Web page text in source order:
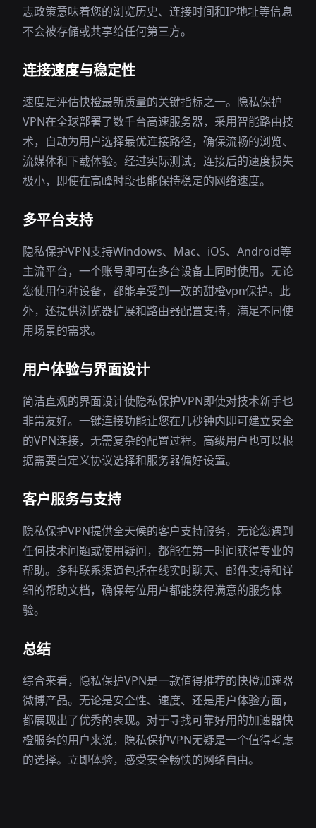
志政策意味着您的浏览历史、连接时间和IP地址等信息
不会被存储或共享给任何第三方。
连接速度与稳定性
速度是评估快橙最新质量的关键指标之一。隐私保护
VPN在全球部署了数千台高速服务器，采用智能路由技
术，自动为用户选择最优连接路径，确保流畅的浏览、
流媒体和下载体验。经过实际测试，连接后的速度损失
极小，即使在高峰时段也能保持稳定的网络速度。
多平台支持
隐私保护VPN支持Windows、Mac、iOS、Android等
主流平台，一个账号即可在多台设备上同时使用。无论
您使用何种设备，都能享受到一致的甜橙vpn保护。此
外，还提供浏览器扩展和路由器配置支持，满足不同使
用场景的需求。
用户体验与界面设计
简洁直观的界面设计使隐私保护VPN即使对技术新手也
非常友好。一键连接功能让您在几秒钟内即可建立安全
的VPN连接，无需复杂的配置过程。高级用户也可以根
据需要自定义协议选择和服务器偏好设置。
客户服务与支持
隐私保护VPN提供全天候的客户支持服务，无论您遇到
任何技术问题或使用疑问，都能在第一时间获得专业的
帮助。多种联系渠道包括在线实时聊天、邮件支持和详
细的帮助文档，确保每位用户都能获得满意的服务体
验。
总结
综合来看，隐私保护VPN是一款值得推荐的快橙加速器
微博产品。无论是安全性、速度、还是用户体验方面，
都展现出了优秀的表现。对于寻找可靠好用的加速器快
橙服务的用户来说，隐私保护VPN无疑是一个值得考虑
的选择。立即体验，感受安全畅快的网络自由。